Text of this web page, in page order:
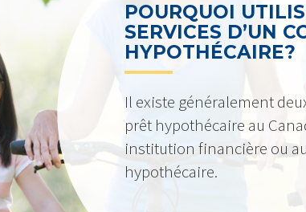
POURQUOI
SERVICES D’UN
HYPOTHÉCAIRE?
Il existe généralement
prêt hypothécaire au
institution financière ou
hypothécaire.